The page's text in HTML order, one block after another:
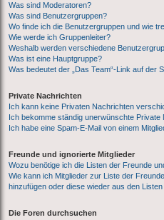
Was sind Moderatoren?
Was sind Benutzergruppen?
Wo finde ich die Benutzergruppen und wie
Wie werde ich Gruppenleiter?
Weshalb werden verschiedene
Was ist eine Hauptgruppe?
Was bedeutet der „Das Team“-Link auf der
Private Nachrichten
Ich kann keine Privaten Nachrichten
Ich bekomme ständig unerwünschte Private
Ich habe eine Spam-E-Mail von einem
Freunde und ignorierte Mitglieder
Wozu benötige ich die Listen der Freunde
Wie kann ich Mitglieder zur Liste der
hinzufügen oder diese wieder aus den
Die Foren durchsuchen